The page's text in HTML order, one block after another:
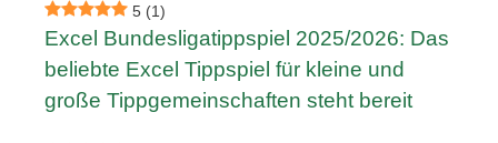
5 (1)
Excel Bundesligatippspiel 2025/2026: Das
beliebte Excel Tippspiel für kleine und
große Tippgemeinschaften steht bereit